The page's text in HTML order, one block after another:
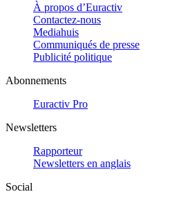
À propos d’Euractiv
Contactez-nous
Mediahuis
Communiqués de presse
Publicité politique
Abonnements
Euractiv Pro
Newsletters
Rapporteur
Newsletters en anglais
Social